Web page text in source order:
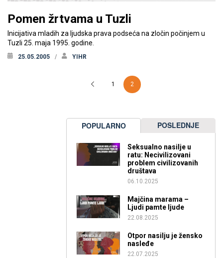
Pomen žrtvama u Tuzli
Inicijativa mladih za ljudska prava podseća na zločin počinjem u
Tuzli 25. maja 1995. godine.
25.05.2005 YIHR
1 2
POPULARNO POSLEDNJE
Seksualno nasilje u
ratu: Necivilizovani
problem civilizovanih
društava
06.10.2025
Majčina marama –
Ljudi pamte ljude
22.08.2025
Otpor nasilju je žensko
nasleđe
22.07.2025